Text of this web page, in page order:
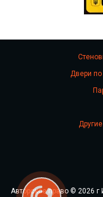
Двери
Авторское право © 2026 г